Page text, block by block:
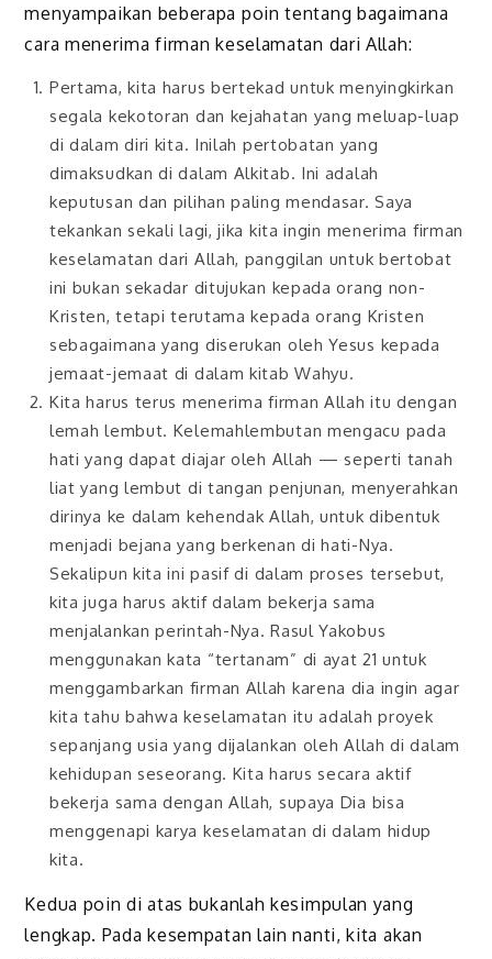
menyampaikan beberapa poin tentang bagaimana
cara menerima firman keselamatan dari Allah:
Pertama, kita harus bertekad untuk menyingkirkan
segala kekotoran dan kejahatan yang meluap-luap
di dalam diri kita. Inilah pertobatan yang
dimaksudkan di dalam Alkitab. Ini adalah
keputusan dan pilihan paling mendasar. Saya
tekankan sekali lagi, jika kita ingin menerima firman
keselamatan dari Allah, panggilan untuk bertobat
ini bukan sekadar ditujukan kepada orang non-
Kristen, tetapi terutama kepada orang Kristen
sebagaimana yang diserukan oleh Yesus kepada
jemaat-jemaat di dalam kitab Wahyu.
Kita harus terus menerima firman Allah itu dengan
lemah lembut. Kelemahlembutan mengacu pada
hati yang dapat diajar oleh Allah — seperti tanah
liat yang lembut di tangan penjunan, menyerahkan
dirinya ke dalam kehendak Allah, untuk dibentuk
menjadi bejana yang berkenan di hati-Nya.
Sekalipun kita ini pasif di dalam proses tersebut,
kita juga harus aktif dalam bekerja sama
menjalankan perintah-Nya. Rasul Yakobus
menggunakan kata “tertanam” di ayat 21 untuk
menggambarkan firman Allah karena dia ingin agar
kita tahu bahwa keselamatan itu adalah proyek
sepanjang usia yang dijalankan oleh Allah di dalam
kehidupan seseorang. Kita harus secara aktif
bekerja sama dengan Allah, supaya Dia bisa
menggenapi karya keselamatan di dalam hidup
kita.
Kedua poin di atas bukanlah kesimpulan yang
lengkap. Pada kesempatan lain nanti, kita akan